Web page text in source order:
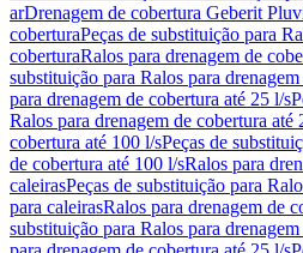
arDrenagem de cobertura Geberit
coberturaPeças de substituição para
coberturaRalos para drenagem de
substituição para Ralos para
para drenagem de cobertura até 25 l/s
Ralos para drenagem de cobertura até
cobertura até 100 l/sPeças de
de cobertura até 100 l/sRalos para
caleirasPeças de substituição para
para caleirasRalos para drenagem de
substituição para Ralos para